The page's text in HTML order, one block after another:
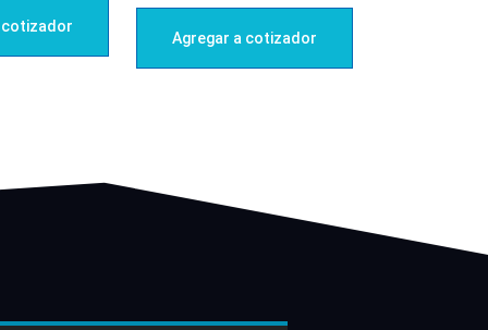
cotizador
Agregar a cotizador